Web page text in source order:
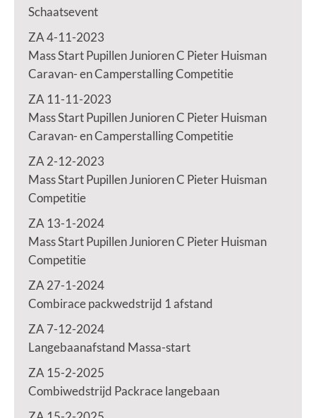
Schaatsevent
ZA 4-11-2023
Mass Start Pupillen Junioren C Pieter Huisman
Caravan- en Camperstalling Competitie
ZA 11-11-2023
Mass Start Pupillen Junioren C Pieter Huisman
Caravan- en Camperstalling Competitie
ZA 2-12-2023
Mass Start Pupillen Junioren C Pieter Huisman
Competitie
ZA 13-1-2024
Mass Start Pupillen Junioren C Pieter Huisman
Competitie
ZA 27-1-2024
Combirace packwedstrijd 1 afstand
ZA 7-12-2024
Langebaanafstand Massa-start
ZA 15-2-2025
Combiwedstrijd Packrace langebaan